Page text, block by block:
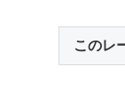
このレ